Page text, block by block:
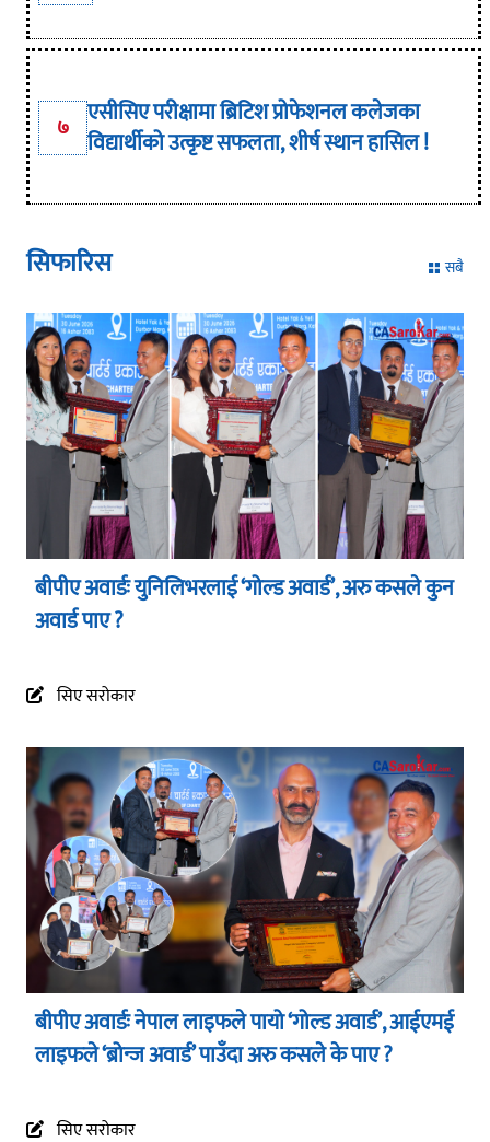
७ एसीसिए परीक्षामा ब्रिटिश प्रोफेशनल कलेजका
विद्यार्थीको उत्कृष्ट सफलता, शीर्ष स्थान हासिल !
सिफारिस सबै
बीपीए अवार्डः युनिलिभरलाई ‘गोल्ड अवार्ड’, अरु कसले कुन
अवार्ड पाए ?
सिए सरोकार
बीपीए अवार्डः नेपाल लाइफले पायो ‘गोल्ड अवार्ड’, आईएमई
लाइफले ‘ब्रोन्ज अवार्ड’ पाउँदा अरु कसले के पाए ?
सिए सरोकार